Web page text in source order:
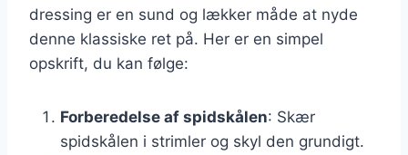
dressing er en sund og lækker måde at nyde
denne klassiske ret på. Her er en simpel
opskrift, du kan følge:
Forberedelse af spidskålen: Skær
spidskålen i strimler og skyl den grundigt.